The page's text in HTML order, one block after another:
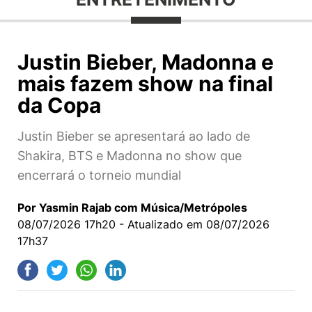
Justin Bieber, Madonna e
mais fazem show na final
da Copa
Justin Bieber se apresentará ao lado de
Shakira, BTS e Madonna no show que
encerrará o torneio mundial
Por Yasmin Rajab com Música/Metrópoles
08/07/2026 17h20 - Atualizado em 08/07/2026
17h37